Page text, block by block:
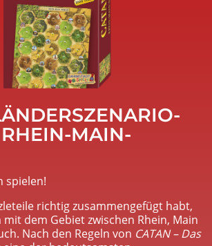
MAIN-
spielen!
richtig zusammengefügt habt,
dem Gebiet zwischen Rhein, Main
Nach den Regeln von CATAN – Das